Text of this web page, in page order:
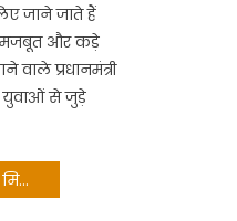
जाने जाते हैं
मजबूत और कड़े
प्रधानमंत्री
युवाओं से जुड़े
सूचना